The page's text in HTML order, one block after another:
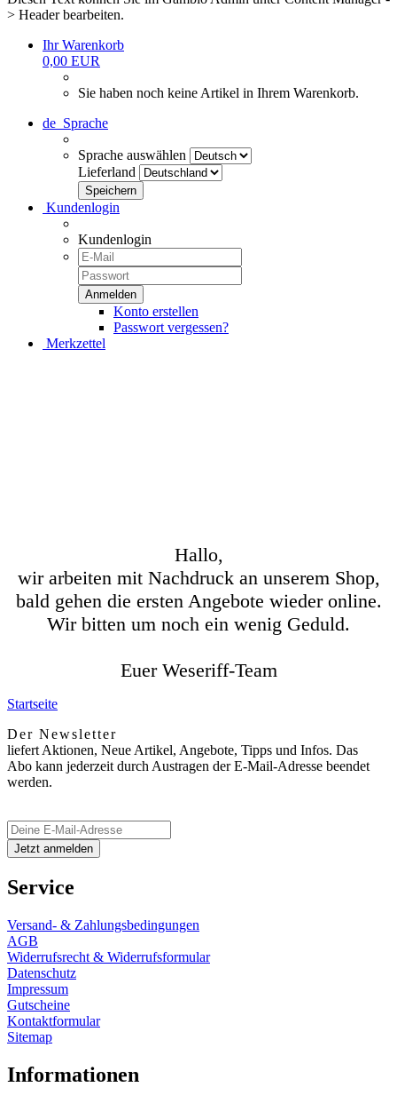
> Header bearbeiten.
Ihr Warenkorb
0,00 EUR
Sie haben noch keine Artikel in Ihrem Warenkorb.
de Sprache
Sprache auswählen
Lieferland
Kundenlogin
Kundenlogin
Konto erstellen
Passwort vergessen?
Merkzettel
Hallo,
wir arbeiten mit Nachdruck an unserem Shop,
bald gehen die ersten Angebote wieder online.
Wir bitten um noch ein wenig Geduld.
Euer Weseriff-Team
Startseite
Der Newsletter
liefert Aktionen, Neue Artikel, Angebote, Tipps und Infos. Das
Abo kann jederzeit durch Austragen der E-Mail-Adresse beendet
werden.
Service
Versand- & Zahlungsbedingungen
AGB
Widerrufsrecht & Widerrufsformular
Datenschutz
Impressum
Gutscheine
Kontaktformular
Sitemap
Informationen